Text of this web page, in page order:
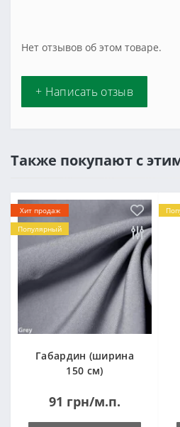
Нет отзывов об этом товаре.
+ Написать отзыв
Также покупают с
Хит продаж
Популярный
Габардин (ширина
150 см)
91 грн/м.п.